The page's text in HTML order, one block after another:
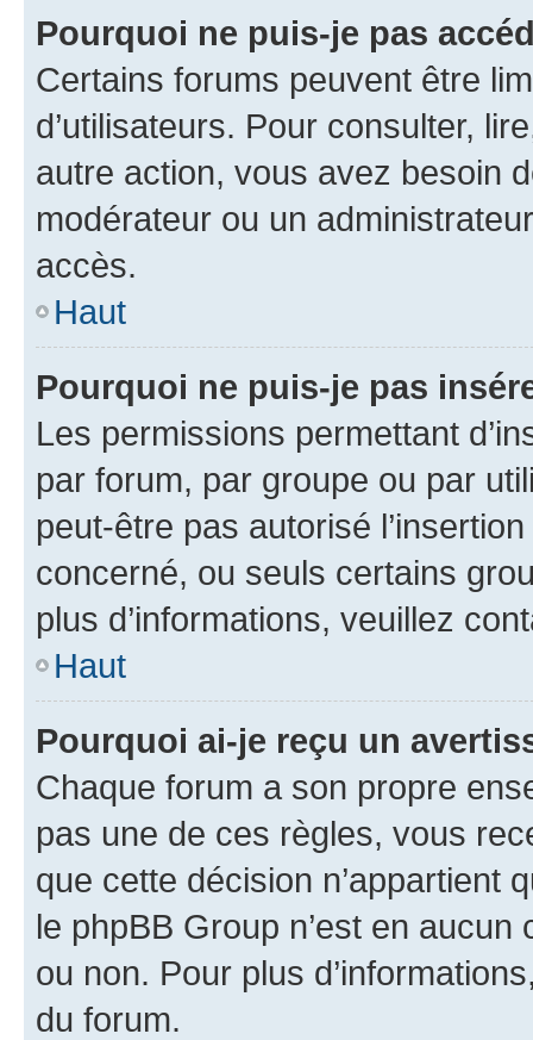
Pourquoi ne puis-je pas
Certains forums peuvent être
d’utilisateurs. Pour consulter,
autre action, vous avez besoin
modérateur ou un
accès.
Haut
Pourquoi ne puis-je pas
Les permissions permettant
par forum, par groupe ou par
peut-être pas autorisé
concerné, ou seuls certains
plus d’informations, veuillez
Haut
Pourquoi ai-je reçu un
Chaque forum a son propre
pas une de ces règles, vous
que cette décision n’appartient
le phpBB Group n’est en
ou non. Pour plus
du forum.